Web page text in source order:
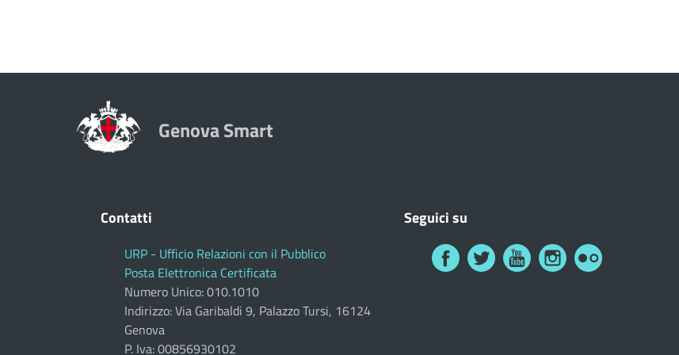
Genova Smart
Contatti
URP - Ufficio Relazioni con il Pubblico
Posta Elettronica Certificata
Numero Unico: 010.1010
Indirizzo: Via Garibaldi 9, Palazzo Tursi, 16124
Genova
P. Iva: 00856930102
Seguici su